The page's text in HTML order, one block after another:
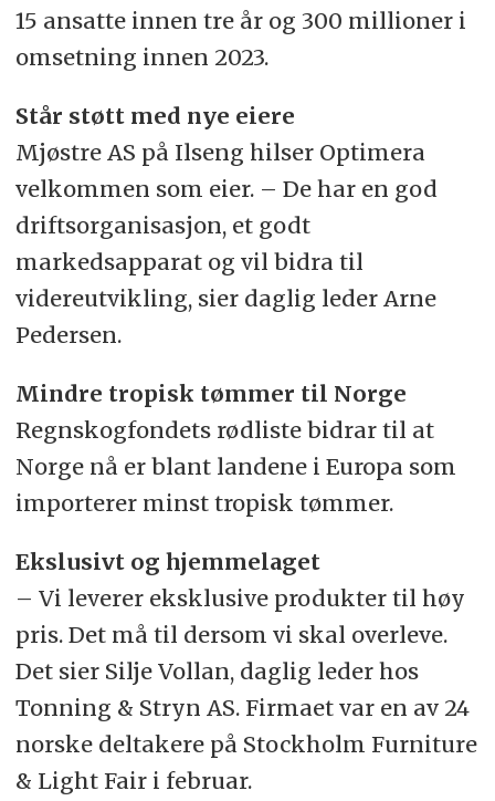
15 ansatte innen tre år og 300 millioner i
omsetning innen 2023.
Står støtt med nye eiere
Mjøstre AS på Ilseng hilser Optimera
velkommen som eier. – De har en god
driftsorganisasjon, et godt
markedsapparat og vil bidra til
videreutvikling, sier daglig leder Arne
Pedersen.
Mindre tropisk tømmer til Norge
Regnskogfondets rødliste bidrar til at
Norge nå er blant landene i Europa som
importerer minst tropisk tømmer.
Ekslusivt og hjemmelaget
– Vi leverer eksklusive produkter til høy
pris. Det må til dersom vi skal overleve.
Det sier Silje Vollan, daglig leder hos
Tonning & Stryn AS. Firmaet var en av 24
norske deltakere på Stockholm Furniture
& Light Fair i februar.